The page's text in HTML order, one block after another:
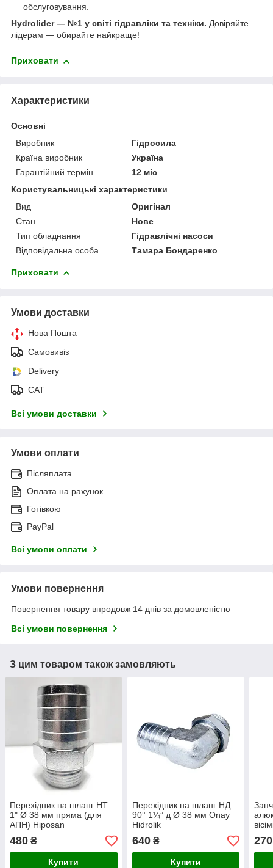
обслуговування.
Hydrolider — №1 у світі гідравліки та техніки. Довіряйте
лідерам — обирайте найкраще!
Приховати
Характеристики
Основні
Виробник
Гідросила
Країна виробник
Україна
Гарантійний термін
12 міс
Користувальницькі характеристики
Вид
Оригінал
Стан
Нове
Тип обладнання
Гідравлічні насоси
Відповідальна особа
Тамара Бондаренко
Приховати
Умови доставки
Нова Пошта
Самовивіз
Delivery
САТ
Всі умови доставки
Умови оплати
Післяплата
Оплата на рахунок
Готівкою
PayPal
Всі умови оплати
Умови повернення
Повернення товару впродовж 14 днів за домовленістю
Всі умови повернення
З цим товаром також замовляють
Перехідник на шланг НТ
1" Ø 38 мм пряма (для
АПН) Hiposan
480 ₴
Купити
Перехідник на шланг НД
90° 1¼” д Ø 38 мм Onay
Hidrolik
640₴
Купити
270